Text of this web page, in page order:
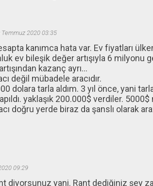
Temmuz 2020 03:35
kanımca hata var. Ev fiyatları
ev bileşik değer artışıyla 6 milyonu
kazanç ayrı...
değil mübadele aracıdır.
dolara tarla aldım. 3 yıl önce, yani
yaklaşık 200.000$ verdiler.
doğru yerde biraz da şanslı olarak
09:29
diyorsunuz yani. Rant dediğiniz şey